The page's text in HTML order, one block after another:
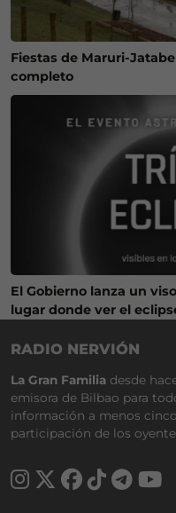
Fiestas de Maruri-
completo
El Gobierno lanza un
lugar donde ver el
RADIO NERVIÓN
La Gran Familia desde
emisora de Bilbao para
información a menos
participación de los